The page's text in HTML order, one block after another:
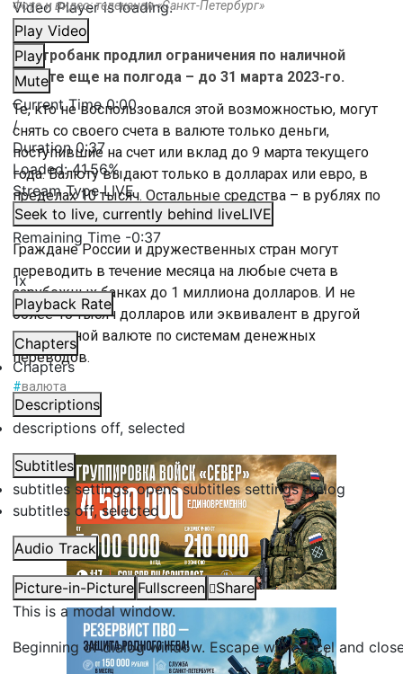
Video Player is loading.
Play Video
Play
Mute
Current Time0:00
/
Duration0:37
Loaded:41.56%
Stream TypeLIVE
Seek to live, currently behind liveLIVE
Remaining Time -0:37
1x
Playback Rate
Chapters
Chapters
Descriptions
descriptions off, selected
Subtitles
subtitles settings, opens subtitles settings dialog
subtitles off, selected
Audio Track
Picture-in-Picture Fullscreen
Share
This is a modal window.
Beginning of dialog window. Escape will cancel and
Фото и видео: телеканал «Санкт-Петербург»
Центробанк продлил ограничения по наличной
валюте еще на полгода – до 31 марта 2023-го.
Те, кто не воспользовался этой возможностью, могут
снять со своего счета в валюте только деньги,
поступившие на счет или вклад до 9 марта текущего
года. Валюту выдают только в долларах или евро, в
пределах 10 тысяч. Остальные средства – в рублях по
курсу банка.
Граждане России и дружественных стран могут
переводить в течение месяца на любые счета в
зарубежных банках до 1 миллиона долларов. И не
более 10 тысяч долларов или эквивалент в другой
иностранной валюте по системам денежных
переводов.
#валюта